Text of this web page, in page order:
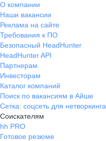
О компании
Наши вакансии
Реклама на сайте
Требования к ПО
Безопасный HeadHunter
HeadHunter API
Партнерам
Инвесторам
Каталог компаний
Поиск по вакансиям в Айше
Сетка: соцсеть для нетворкинга
Соискателям
hh PRO
Готовое резюме